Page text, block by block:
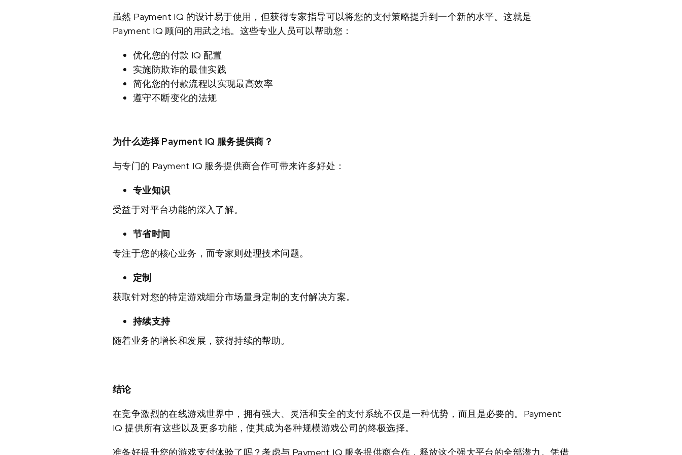
虽然 Payment IQ 的设计易于使用，但获得专家指导可以将您的支付策略提升到一个新的水平。这就是
Payment IQ 顾问的用武之地。这些专业人员可以帮助您：
优化您的付款 IQ 配置
实施防欺诈的最佳实践
简化您的付款流程以实现最高效率
遵守不断变化的法规
为什么选择 Payment IQ 服务提供商？
与专门的 Payment IQ 服务提供商合作可带来许多好处：
专业知识
受益于对平台功能的深入了解。
节省时间
专注于您的核心业务，而专家则处理技术问题。
定制
获取针对您的特定游戏细分市场量身定制的支付解决方案。
持续支持
随着业务的增长和发展，获得持续的帮助。
结论
在竞争激烈的在线游戏世界中，拥有强大、灵活和安全的支付系统不仅是一种优势，而且是必要的。Payment
IQ 提供所有这些以及更多功能，使其成为各种规模游戏公司的终极选择。
准备好提升您的游戏支付体验了吗？考虑与 Payment IQ 服务提供商合作，释放这个强大平台的全部潜力。凭借